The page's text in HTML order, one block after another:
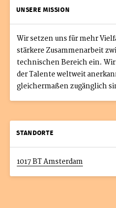
UNSERE MISSION
Wir setzen uns für mehr
stärkere Zusammenarbeit
technischen Bereich ein.
der Talente weltweit
gleichermaßen zugänglich
STANDORTE
1017 BT Amsterdam